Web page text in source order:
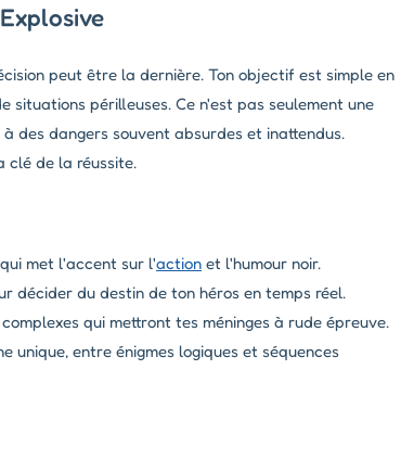
peut être la dernière. Ton objectif est simple en
périlleuses. Ce n'est pas seulement une
des dangers souvent absurdes et inattendus.
clé de la réussite.
met l'accent sur l'action et l'humour noir.
décider du destin de ton héros en temps réel.
qui mettront tes méninges à rude épreuve.
unique, entre énigmes logiques et séquences